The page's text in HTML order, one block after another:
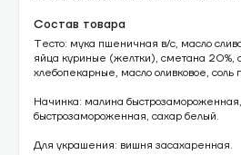
Состав товара
Тесто: мука пшеничная в/с, масло
яйца куриные (желтки), сметана 20%,
хлебопекарные, масло оливковое, соль
Начинка: малина
быстрозамороженная, сахар белый.
Для украшения: вишня засахаренная.